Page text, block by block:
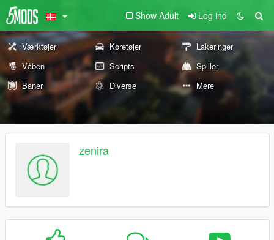
Show Adult Log ind
Værktøjer Køretøjer
Lakeringer
Våben
Scripts
Spiller
Baner
Diverse Mere
zenira